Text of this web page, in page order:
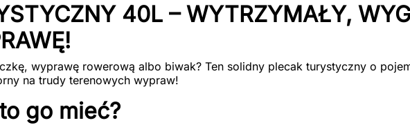
40L – WYTRZYMAŁY,
wyprawę rowerową albo biwak? Ten solidny plecak turystyczny o
na trudy terenowych wypraw!
go mieć?